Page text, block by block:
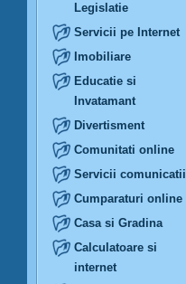
Legislatie
Servicii pe Internet
Imobiliare
Educatie si
Invatamant
Divertisment
Comunitati online
Servicii comunicatii
Cumparaturi online
Casa si Gradina
Calculatoare si
internet